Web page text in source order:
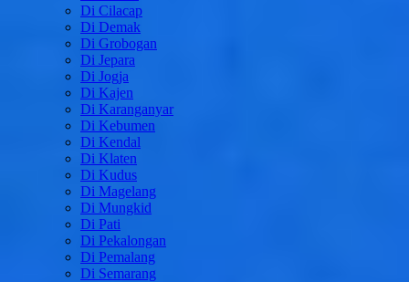
Di Cilacap
Di Demak
Di Grobogan
Di Jepara
Di Jogja
Di Kajen
Di Karanganyar
Di Kebumen
Di Kendal
Di Klaten
Di Kudus
Di Magelang
Di Mungkid
Di Pati
Di Pekalongan
Di Pemalang
Di Semarang